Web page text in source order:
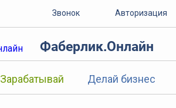
Звонок Авторизация
Фаберлик.Онлайн
Зарабатывай Делай бизнес